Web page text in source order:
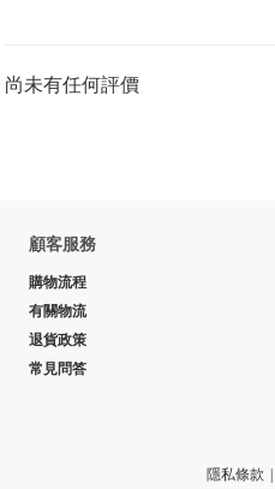
尚未有任何評價
顧客服務
購物流程
有關物流
退貨政策
常見問答
隱私條款 |